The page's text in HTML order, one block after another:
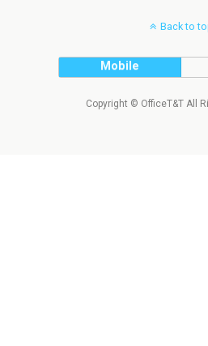
Back to
Mobile
Copyright © OfficeT&T All